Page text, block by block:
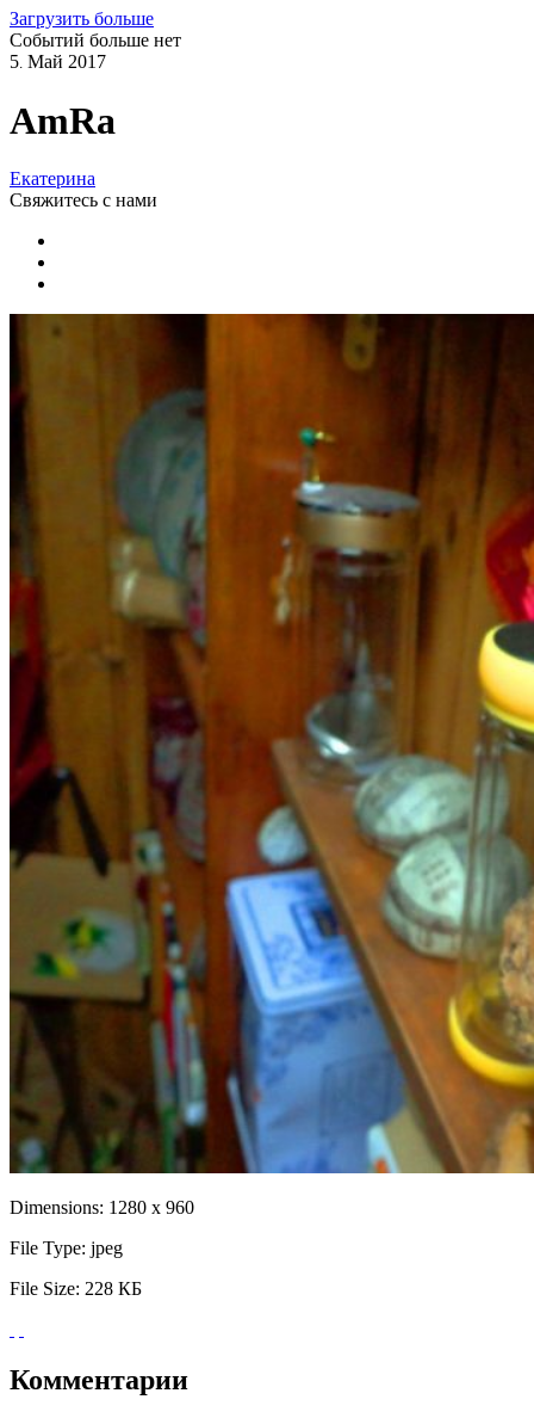
Загрузить больше
Событий больше нет
5. Май 2017
AmRa
Екатерина
Свяжитесь с нами
Dimensions: 1280 x 960
File Type: jpeg
File Size: 228 КБ
Комментарии